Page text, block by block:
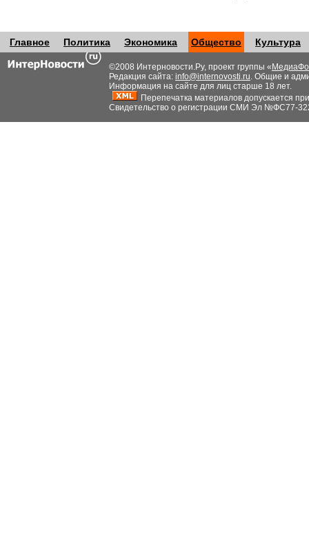
Главное Политика Экономика Общество Культура
©2008 Интерновости.Ру, проект группы «
Редакция сайта: info@internovosti.ru. Общие и
Информация на сайте для лиц старше 18 лет.
Перепечатка материалов допускается
Свидетельство о регистрации СМИ Эл №ФС77-